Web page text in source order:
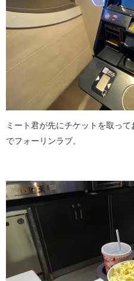
ミート君が先にチケットを取っ
でフォーリンラブ。